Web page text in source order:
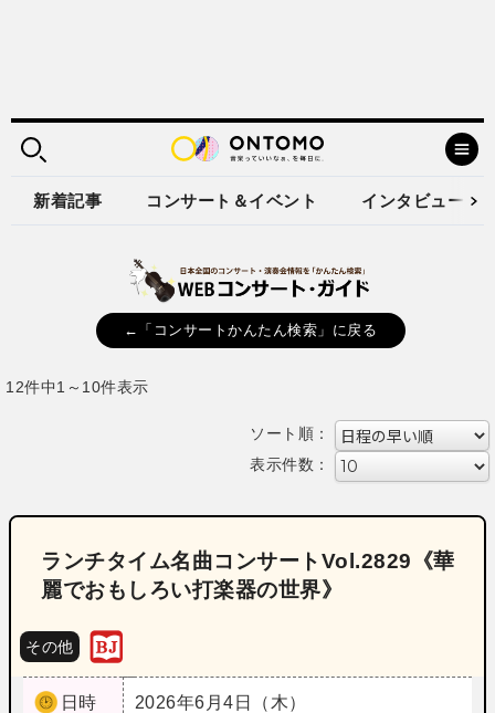
新着記事 コンサート＆イベント インタビュー
←「コンサートかんたん検索」に戻る
12件中1～10件表示
ソート順：
表示件数：
ランチタイム名曲コンサートVol.2829《華
麗でおもしろい打楽器の世界》
その他
日時
2026年6月4日（木）